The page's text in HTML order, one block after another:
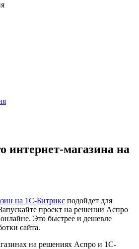
интернет-магазина на
на 1С-Битрикс подойдет для
проект на решении Аспро
Это быстрее и дешевле
сайта.
на решениях Аспро и 1С-